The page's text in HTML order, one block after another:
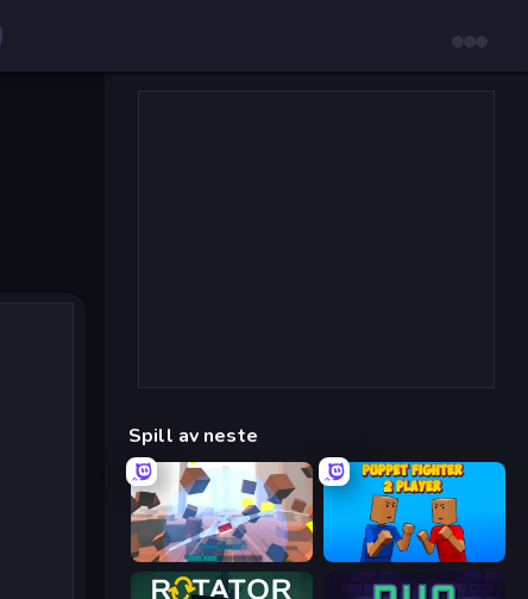
Spill av neste
Cubic Rush Puppet Fighter 2 Player